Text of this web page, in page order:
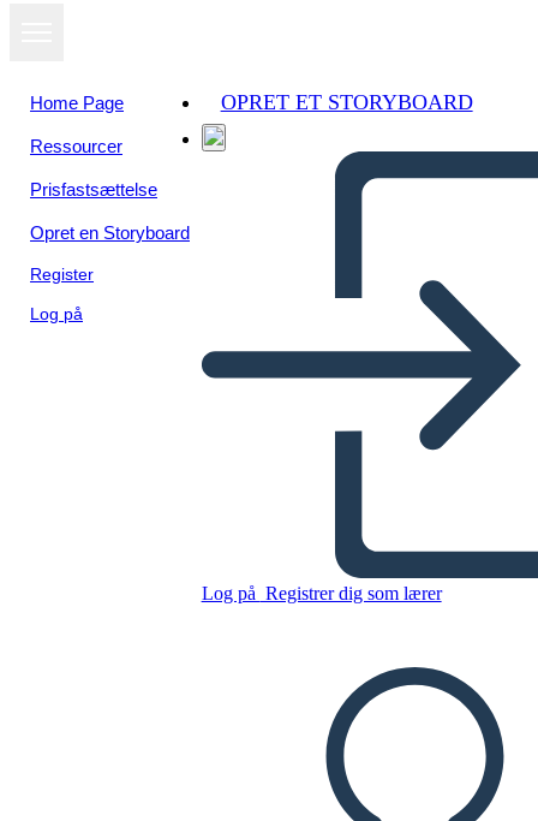
Home Page
Ressourcer
Prisfastsættelse
Opret en Storyboard
Register
Log på
OPRET ET STORYBOARD
Log på Registrer dig som lærer
Kopier dette storyboard
AFSPIL DIASSHOW
LÆS FOR MIG